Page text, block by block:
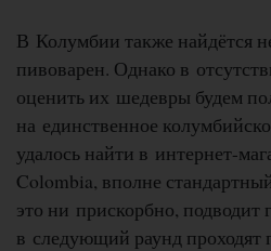
В Колумбии также найдётся
пивоварен. Однако в
оценить их шедевры будем
на единственное
удалось найти в интернет-
Colombia, вполне
это ни прискорбно, подводит
в следующий раунд